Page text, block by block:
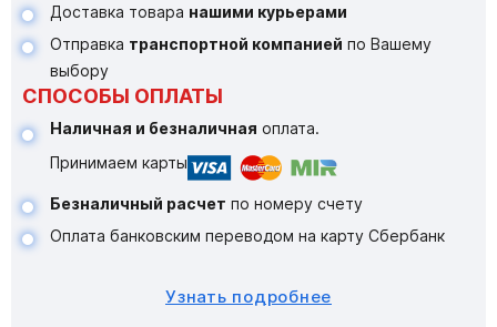
Доставка товара нашими курьерами
Отправка транспортной компанией по Вашему
выбору
СПОСОБЫ ОПЛАТЫ
Наличная и безналичная оплата.
Принимаем карты
Безналичный расчет по номеру счету
Оплата банковским переводом на карту Сбербанк
Узнать подробнее